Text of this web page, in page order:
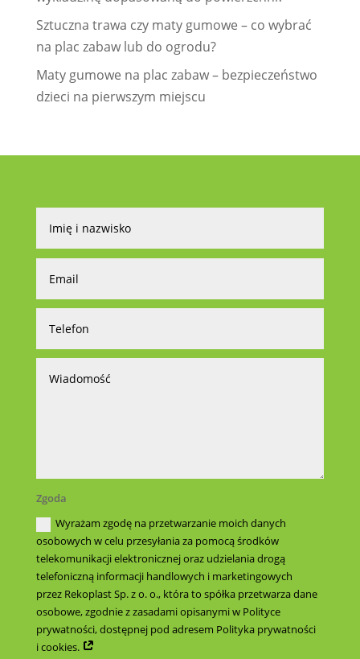
Sztuczna trawa czy maty gumowe – co wybrać
na plac zabaw lub do ogrodu?
Maty gumowe na plac zabaw – bezpieczeństwo
dzieci na pierwszym miejscu
Zgoda
Wyrażam zgodę na przetwarzanie moich danych
osobowych w celu przesyłania za pomocą środków
telekomunikacji elektronicznej oraz udzielania drogą
telefoniczną informacji handlowych i marketingowych
przez Rekoplast Sp. z o. o., która to spółka przetwarza dane
osobowe, zgodnie z zasadami opisanymi w Polityce
prywatności, dostępnej pod adresem Polityka prywatności
i cookies.